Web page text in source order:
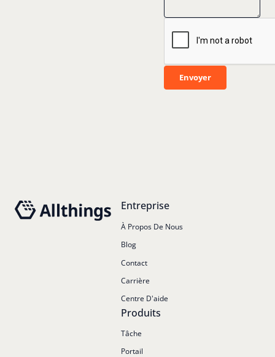
Envoyer
Envoyer
Entreprise
À Propos De Nous
Blog
Contact
Carrière
Centre D'aide
Produits
Tâche
Portail